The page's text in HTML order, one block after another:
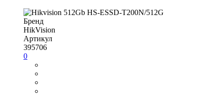
Бренд
HikVision
Артикул
395706
0